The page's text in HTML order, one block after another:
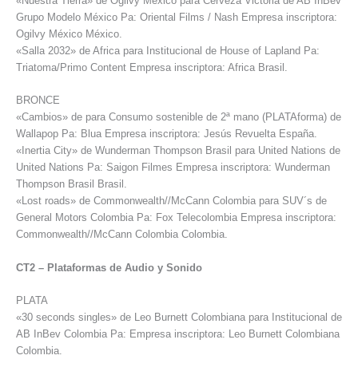
Grupo Modelo México Pa: Oriental Films / Nash Empresa inscriptora:
Ogilvy México México.
«Salla 2032» de Africa para Institucional de House of Lapland Pa:
Triatoma/Primo Content Empresa inscriptora: Africa Brasil.
BRONCE
«Cambios» de para Consumo sostenible de 2ª mano (PLATAforma) de
Wallapop Pa: Blua Empresa inscriptora: Jesús Revuelta España.
«Inertia City» de Wunderman Thompson Brasil para United Nations de
United Nations Pa: Saigon Filmes Empresa inscriptora: Wunderman
Thompson Brasil Brasil.
«Lost roads» de Commonwealth//McCann Colombia para SUV´s de
General Motors Colombia Pa: Fox Telecolombia Empresa inscriptora:
Commonwealth//McCann Colombia Colombia.
CT2 – Plataformas de Audio y Sonido
PLATA
«30 seconds singles» de Leo Burnett Colombiana para Institucional de
AB InBev Colombia Pa: Empresa inscriptora: Leo Burnett Colombiana
Colombia.